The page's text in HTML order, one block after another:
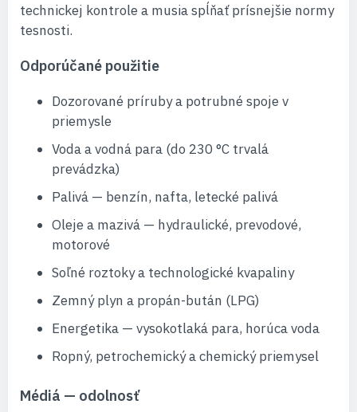
technickej kontrole a musia spĺňať prísnejšie normy
tesnosti.
Odporúčané použitie
Dozorované príruby a potrubné spoje v
priemysle
Voda a vodná para (do 230 °C trvalá
prevádzka)
Palivá — benzín, nafta, letecké palivá
Oleje a mazivá — hydraulické, prevodové,
motorové
Soľné roztoky a technologické kvapaliny
Zemný plyn a propán-bután (LPG)
Energetika — vysokotlaká para, horúca voda
Ropný, petrochemický a chemický priemysel
Médiá — odolnosť